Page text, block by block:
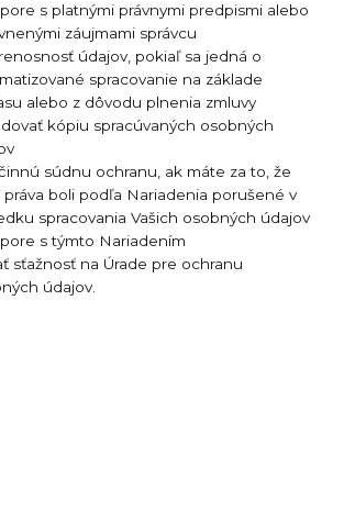
s platnými právnymi predpismi alebo
záujmami správcu
údajov, pokiaľ sa jedná o
spracovanie na základe
alebo z dôvodu plnenia zmluvy
kópiu spracúvaných osobných
súdnu ochranu, ak máte za to, že
práva boli podľa Nariadenia porušené v
spracovania Vašich osobných údajov
s týmto Nariadením
sťažnosť na Úrade pre ochranu
údajov.